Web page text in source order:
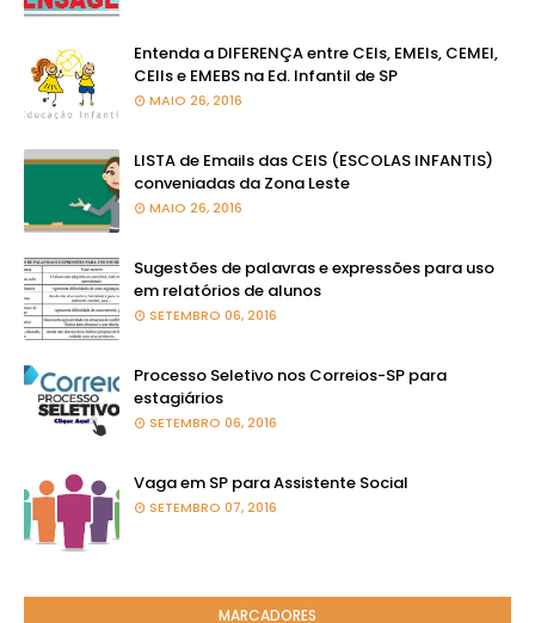
Entenda a DIFERENÇA entre CEIs, EMEIs, CEMEI,
CEIIs e EMEBS na Ed. Infantil de SP
MAIO 26, 2016
LISTA de Emails das CEIS (ESCOLAS INFANTIS)
conveniadas da Zona Leste
MAIO 26, 2016
Sugestões de palavras e expressões para uso
em relatórios de alunos
SETEMBRO 06, 2016
Processo Seletivo nos Correios-SP para
estagiários
SETEMBRO 06, 2016
Vaga em SP para Assistente Social
SETEMBRO 07, 2016
MARCADORES